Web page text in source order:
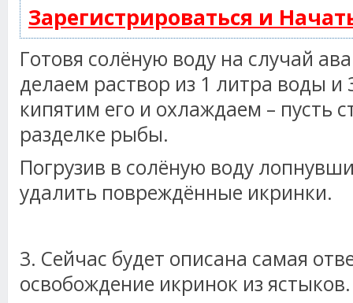
Зарегистрироваться и
Готовя солёную воду на случай
делаем раствор из 1 литра воды и
кипятим его и охлаждаем – пусть
разделке рыбы.
Погрузив в солёную воду
удалить повреждённые икринки.
3. Сейчас будет описана самая
освобождение икринок из